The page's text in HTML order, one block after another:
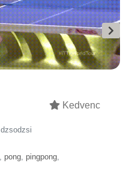
Kedvenc
dzsodzsi
pong pingpong